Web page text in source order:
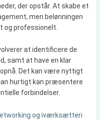
der opstår. At skabe et
men belønningen
og professionelt.
at identificere de
samt at have en klar
Det kan være nyttigt
hurtigt kan præsentere
forbindelser.
og iværksætteri